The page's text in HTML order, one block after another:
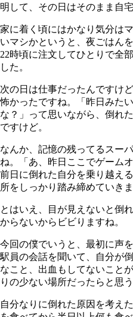
明して、その日はそのまま自
家に着く頃にはかなり気分は
いマシかというと、夜ごはん
22時頃に注文してひとりで全
した。
次の日は仕事だったんですけ
怖かったですね。「昨日みた
な？」って思いながら、倒れ
ですけど。
なんか、記憶の残ってるスー
ね。「あ、昨日ここでゲーム
前日に倒れた自分を乗り越え
所をしっかり踏み締めていきま
とはいえ、目が見えないと倒
からないからビビりますね。
今回の僕でいうと、最初に声
駅員の会話を聞いて、自分が
なこと、出血もしてないこと
りの少ない場所だったらと思
自分なりに倒れた原因を考え